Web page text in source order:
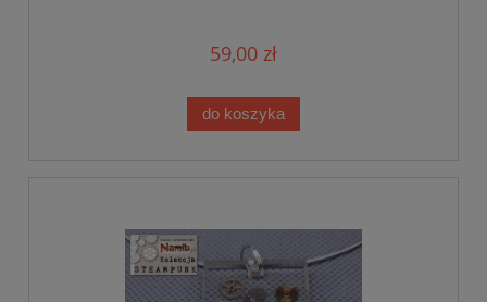
59,00 zł
do koszyka